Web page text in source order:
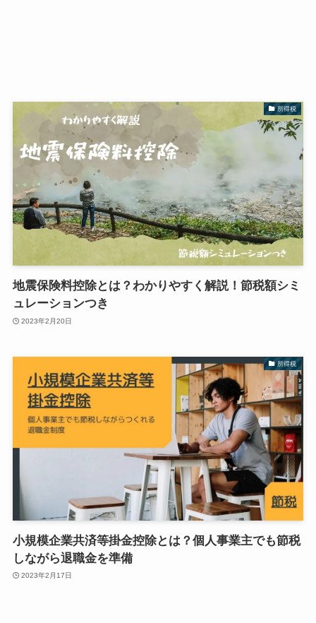
所得税
地震保険料控除とは？わかりやすく解説！節税額シミ
ュレーションつき
2023年2月20日
所得税
小規模企業共済等掛金控除とは？個人事業主でも節税
しながら退職金を準備
2023年2月17日